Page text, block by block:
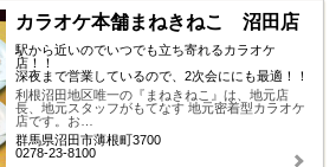
カラオケ本舗まねきねこ 沼田店
駅から近いのでいつでも立ち寄れるカラオケ
店！！
深夜まで営業しているので、2次会ににも最適！！
利根沼田地区唯一の『まねきねこ』は、地元店
長、地元スタッフがもてなす 地元密着型カラオケ
店です。お…
群馬県沼田市薄根町3700
0278-23-8100